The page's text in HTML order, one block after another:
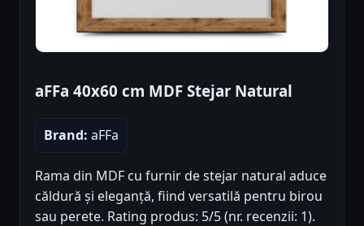
aFFa 40x60 cm MDF Stejar Natural
Brand: aFFa
Rama din MDF cu furnir de stejar natural aduce
căldură și eleganță, fiind versatilă pentru birou
sau perete. Rating produs: 5/5 (nr. recenzii: 1).